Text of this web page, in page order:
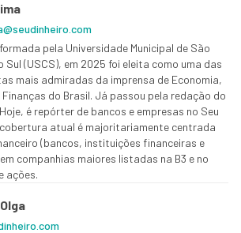
pela Universidade Municipal de São
Sul (USCS), em 2025 foi eleita como uma das
mais admiradas da imprensa de Economia,
Finanças do Brasil. Já passou pela redação do
é repórter de bancos e empresas no Seu
cobertura atual é majoritariamente centrada
(bancos, instituições financeiras e
companhias maiores listadas na B3 e no
ações.